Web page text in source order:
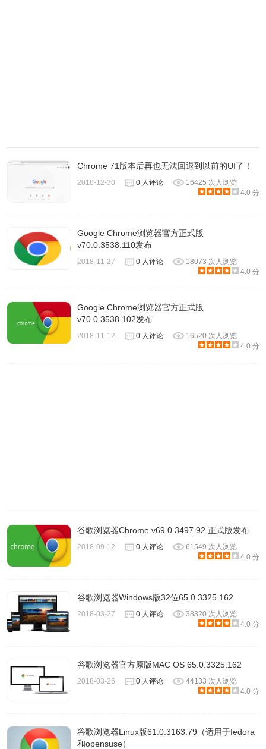
1.打开安装好的chromium浏览器，打开软件后，点击右上角
的【更多】，在弹出的选项中点击【设置】。
2、在打开的chromium设置窗口中，点击左侧的【设置】，
然后在右侧界面中点击【打开特定网页】选项。
Chrome 71版本后再也无法回退到以前的UI了！
2018-12-30 0 人评论
16425 次人浏览
4.0 分
Google Chrome浏览器官方正式版
v70.0.3538.110发布
2018-11-27 0 人评论
18073 次人浏览
4.0 分
Google Chrome浏览器官方正式版
v70.0.3538.102发布
2018-11-12 0 人评论
16520 次人浏览
4.0 分
谷歌浏览器Chrome v69.0.3497.92 正式版发布
2018-09-12 0 人评论
61549 次人浏览
4.0 分
谷歌浏览器Windows版32位65.0.3325.162
2018-03-27 0 人评论
38320 次人浏览
4.0 分
谷歌浏览器官方原版MAC OS 65.0.3325.162
2018-03-26 0 人评论
44133 次人浏览
4.0 分
谷歌浏览器Linux版61.0.3163.79（适用于fedora
和opensuse）